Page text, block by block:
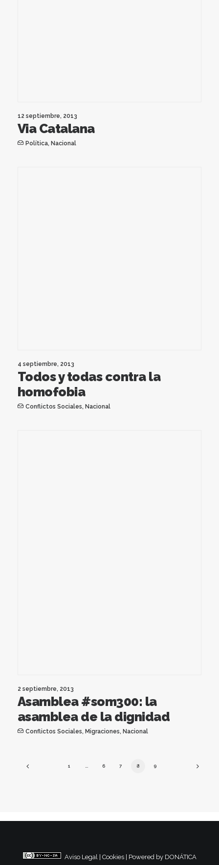
12 septiembre, 2013
Via Catalana
Política, Nacional
4 septiembre, 2013
Todos y todas contra la
homofobia
Conflictos Sociales, Nacional
2 septiembre, 2013
Asamblea #som300: la
asamblea de la dignidad
Conflictos Sociales, Migraciones, Nacional
1 6 7 8 9
Aviso Legal Cookies Powered by DONÁTICA